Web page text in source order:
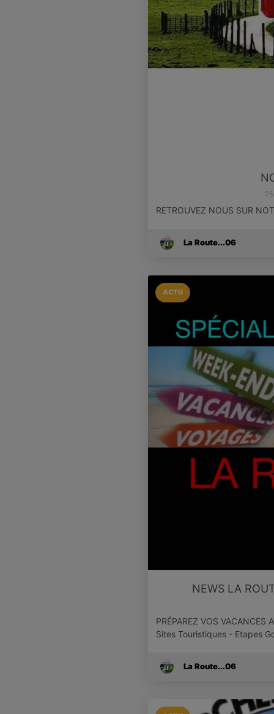
RETROUVEZ NOUS SUR
La Route...06
ACTU
NEWS LA
PRÉPAREZ VOS
Sites Touristiques - Etapes
La Route...06